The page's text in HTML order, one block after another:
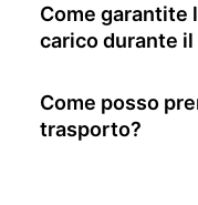
Come garantite
carico durante
Come posso
trasporto?